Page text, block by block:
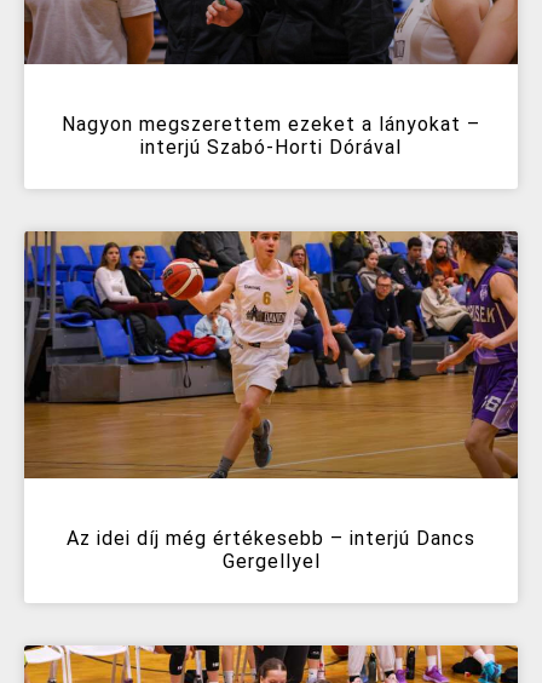
Nagyon megszerettem ezeket a lányokat –
interjú Szabó-Horti Dórával
Az idei díj még értékesebb – interjú Dancs
Gergellyel